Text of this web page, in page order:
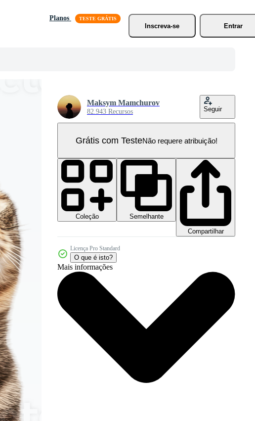
Planos
Inscreva-se
Entrar
Maksym Mamchurov
82.943 Recursos Seguir
Grátis com TesteNão requere atribuição!
Coleção
Semelhante
Compartilhar
Licença Pro Standard
O que é isto?
Mais informações